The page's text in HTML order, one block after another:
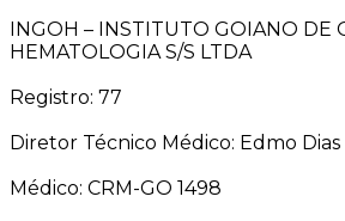
INGOH – INSTITUTO GOIANO DE
HEMATOLOGIA S/S LTDA
Registro: 77
Diretor Técnico Médico: Edmo
Médico: CRM-GO 1498